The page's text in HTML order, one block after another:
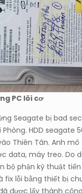
PC lõi cơ
Seagate bị bad
Phòng. HDD seagate
Thiên Tân. Anh mô
data, máy treo. Do
bộ phận kỹ thuật
fix lỗi bằng thiết bị